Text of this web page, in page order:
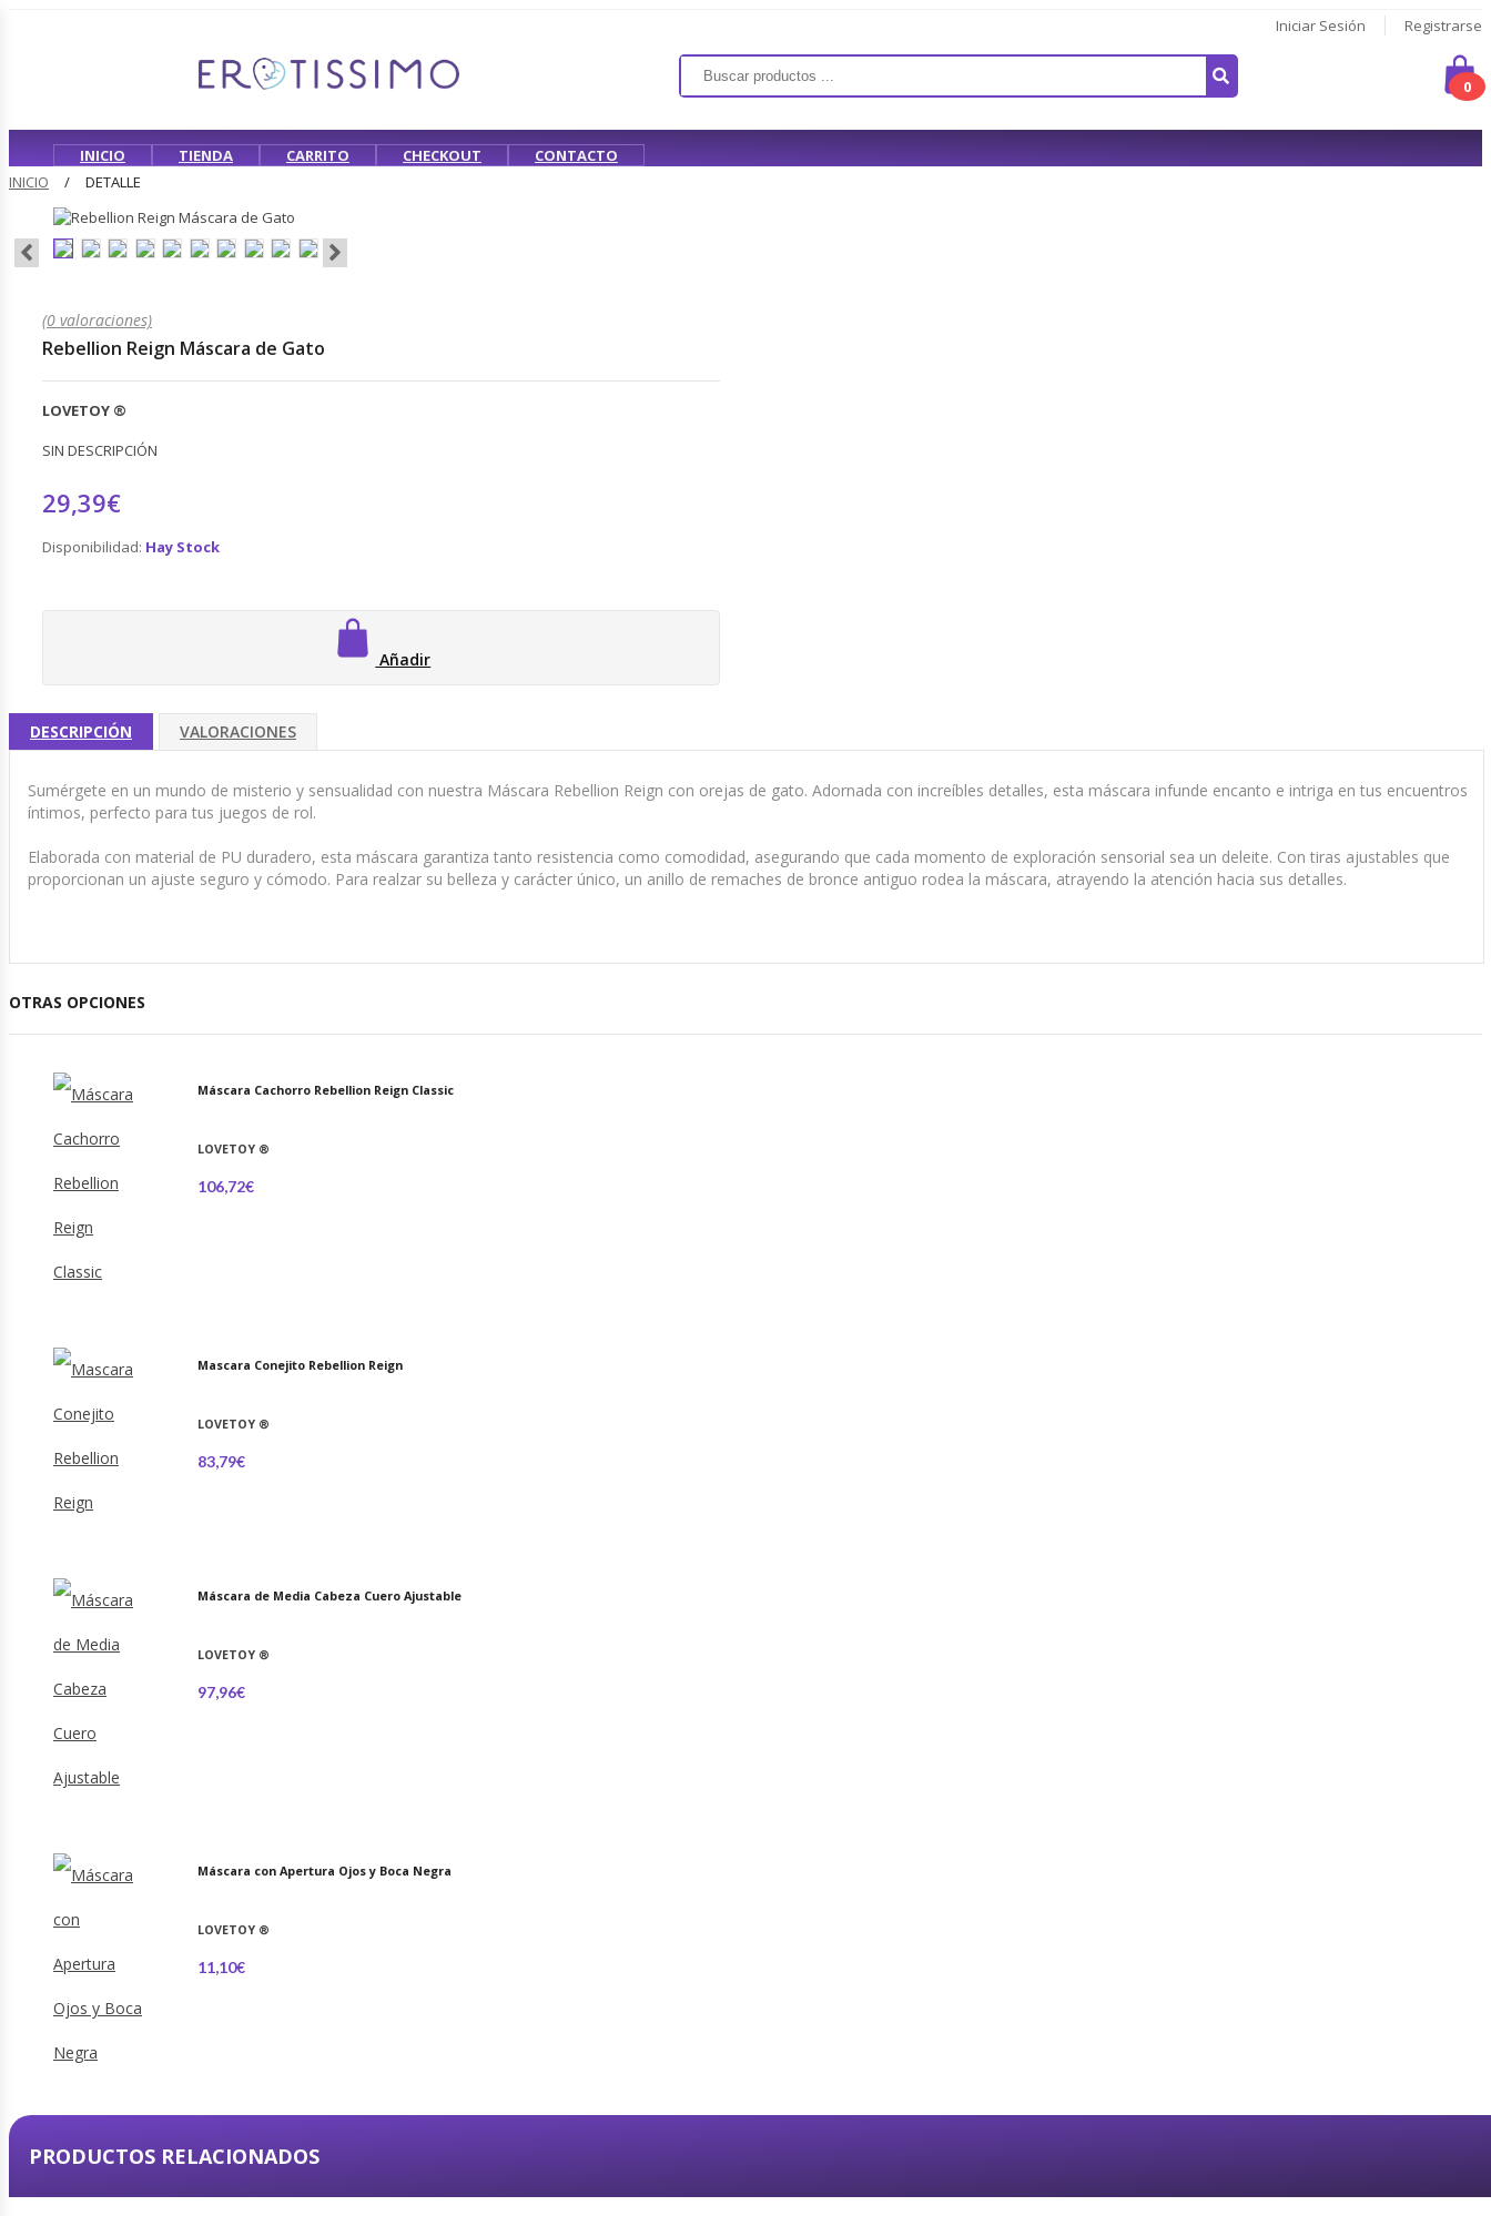
Iniciar Sesión Registrarse
0
INICIO TIENDA CARRITO CHECKOUT
CONTACTO
INICIO
DETALLE
(0 valoraciones)
Rebellion Reign Máscara de Gato
LOVETOY ®
SIN DESCRIPCIÓN
29,39€
Disponibilidad: Hay Stock
Añadir
DESCRIPCIÓN VALORACIONES
Sumérgete en un mundo de misterio y sensualidad con nuestra Máscara Rebellion Reign con orejas de gato. Adornada con increíbles detalles, esta máscara infunde encanto e intriga en tus encuentros
íntimos, perfecto para tus juegos de rol.
Elaborada con material de PU duradero, esta máscara garantiza tanto resistencia como comodidad, asegurando que cada momento de exploración sensorial sea un deleite. Con tiras ajustables que
proporcionan un ajuste seguro y cómodo. Para realzar su belleza y carácter único, un anillo de remaches de bronce antiguo rodea la máscara, atrayendo la atención hacia sus detalles.
OTRAS OPCIONES
Máscara Cachorro Rebellion Reign Classic
LOVETOY ®
106,72€
Mascara Conejito Rebellion Reign
LOVETOY ®
83,79€
Máscara de Media Cabeza Cuero Ajustable
LOVETOY ®
97,96€
Máscara con Apertura Ojos y Boca Negra
LOVETOY ®
11,10€
PRODUCTOS RELACIONADOS